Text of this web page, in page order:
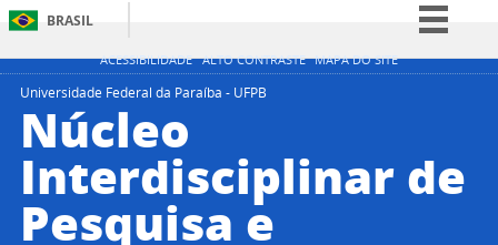
ACESSIBILIDADE ALTO CONTRASTE MAPA DO SITE
BRASIL
Simplifique!
Acesso à informação
Legislação
Universidade Federal da Paraíba - UFPB
Núcleo
Interdisciplinar de
Pesquisa e